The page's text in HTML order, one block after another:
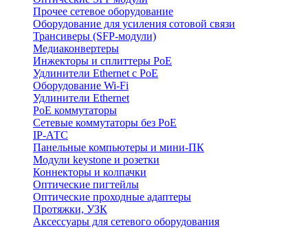
Прочее сетевое оборудование
Оборудование для усиления сотовой связи
Трансиверы (SFP-модули)
Медиаконвертеры
Инжекторы и сплиттеры PoE
Удлинители Ethernet с PoE
Оборудование Wi-Fi
Удлинители Ethernet
PoE коммутаторы
Сетевые коммутаторы без PoE
IP-АТС
Панельные компьютеры и мини-ПК
Модули keystone и розетки
Коннекторы и колпачки
Оптические пигтейлы
Оптические проходные адаптеры
Протяжки, УЗК
Аксессуары для сетевого оборудования